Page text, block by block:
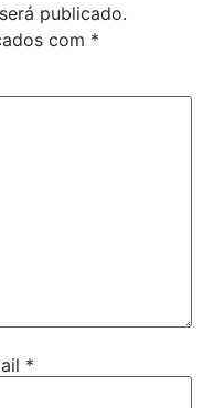
publicado.
com *
*